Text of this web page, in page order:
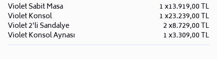
Violet Sabit Masa 1 x13.919,00 TL
Violet Konsol
1 x23.239,00 TL
Violet 2'li Sandalye
2 x8.729,00 TL
Violet Konsol Aynası
1 x3.309,00 TL